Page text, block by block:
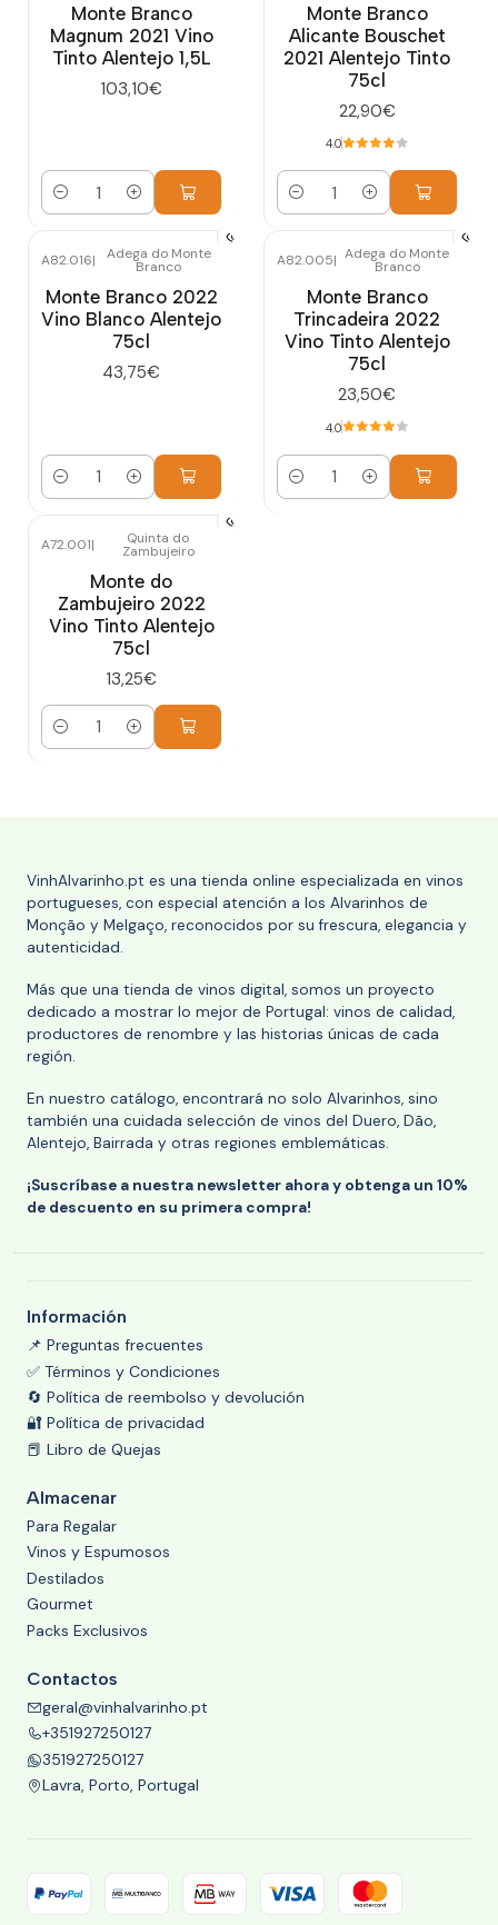
Monte Branco
Magnum 2021 Vino
Tinto Alentejo 1,5L
103,10€
Cantidad
Monte Branco
Alicante Bouschet
2021 Alentejo Tinto
75cl
22,90€
4.0
Cantidad
A82.016| Adega do Monte
Branco
Monte Branco 2022
Vino Blanco Alentejo
75cl
43,75€
Cantidad
A82.005| Adega do Monte
Branco
Monte Branco
Trincadeira 2022
Vino Tinto Alentejo
75cl
23,50€
4.0
Cantidad
A72.001| Quinta do
Zambujeiro
Monte do
Zambujeiro 2022
Vino Tinto Alentejo
75cl
13,25€
Cantidad
VinhAlvarinho.pt es una tienda online especializada en vinos
portugueses, con especial atención a los Alvarinhos de
Monção y Melgaço, reconocidos por su frescura, elegancia y
autenticidad.
Más que una tienda de vinos digital, somos un proyecto
dedicado a mostrar lo mejor de Portugal: vinos de calidad,
productores de renombre y las historias únicas de cada
región.
En nuestro catálogo, encontrará no solo Alvarinhos, sino
también una cuidada selección de vinos del Duero, Dão,
Alentejo, Bairrada y otras regiones emblemáticas.
¡Suscríbase a nuestra newsletter ahora y obtenga un 10%
de descuento en su primera compra!
Información
📌 Preguntas frecuentes
✅ Términos y Condiciones
🔄 Política de reembolso y devolución
🔐 Política de privacidad
📕 Libro de Quejas
Almacenar
Para Regalar
Vinos y Espumosos
Destilados
Gourmet
Packs Exclusivos
Contactos
geral@vinhalvarinho.pt
+351927250127
351927250127
Lavra, Porto, Portugal